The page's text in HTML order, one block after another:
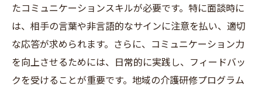
たコミュニケーションスキルが必要です。特に面談時に
は、相手の言葉や非言語的なサインに注意を払い、適切
な応答が求められます。さらに、コミュニケーション力
を向上させるためには、日常的に実践し、フィードバッ
クを受けることが重要です。地域の介護研修プログラム